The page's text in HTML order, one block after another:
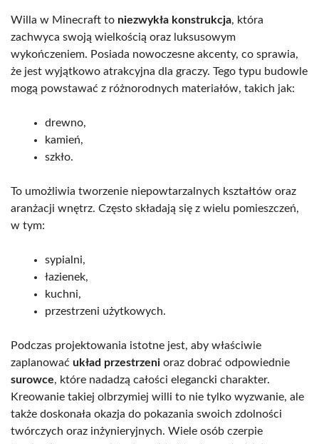
Willa w Minecraft to niezwykła konstrukcja, która
zachwyca swoją wielkością oraz luksusowym
wykończeniem. Posiada nowoczesne akcenty, co sprawia,
że jest wyjątkowo atrakcyjna dla graczy. Tego typu budowle
mogą powstawać z różnorodnych materiałów, takich jak:
drewno,
kamień,
szkło.
To umożliwia tworzenie niepowtarzalnych kształtów oraz
aranżacji wnętrz. Często składają się z wielu pomieszczeń,
w tym:
sypialni,
łazienek,
kuchni,
przestrzeni użytkowych.
Podczas projektowania istotne jest, aby właściwie
zaplanować układ przestrzeni oraz dobrać odpowiednie
surowce, które nadadzą całości elegancki charakter.
Kreowanie takiej olbrzymiej willi to nie tylko wyzwanie, ale
także doskonała okazja do pokazania swoich zdolności
twórczych oraz inżynieryjnych. Wiele osób czerpie